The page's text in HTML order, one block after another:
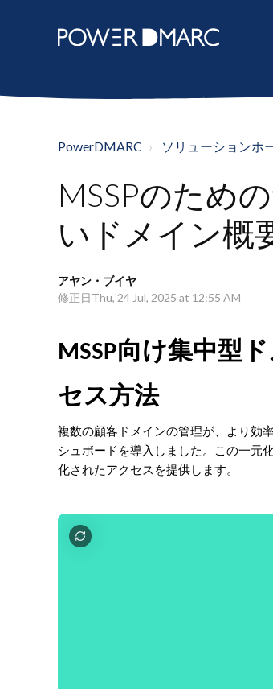
PowerDMARC ソリューションホ
MSSPのため
いドメイン概
アヤン・ブイヤ
修正日Thu, 24 Jul, 2025 at 12:55 AM
MSSP向け集中型
セス方法
複数の顧客ドメインの管理が、より効
シュボードを導入しました。この一元
化されたアクセスを提供します。